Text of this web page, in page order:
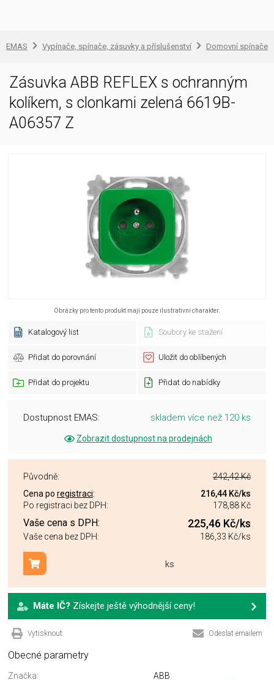
EMAS Vypínače, spínače, zásuvky a příslušenství Domovní spínače
Zásuvka ABB REFLEX s ochranným
kolíkem, s clonkami zelená 6619B-
A06357 Z
Obrázky pro tento produkt mají pouze ilustrativní charakter.
Katalogový list Soubory ke stažení
Přidat do porovnání Uložit do oblíbených
Přidat do projektu Přidat do nabídky
Dostupnost EMAS: skladem více než 120 ks
Zobrazit dostupnost na prodejnách
Původně:
242,42 Kč
Cena po registraci: 216,44 Kč/ks
Po registraci bez DPH:
178,88 Kč
Vaše cena s DPH: 225,46 Kč/ks
Vaše cena bez DPH: 186,33 Kč/ks
ks
Přidat do košíku
Máte IČ? Získejte ještě výhodnější ceny!
Vytisknout Odeslat emailem
Obecné parametry
Značka:
ABB